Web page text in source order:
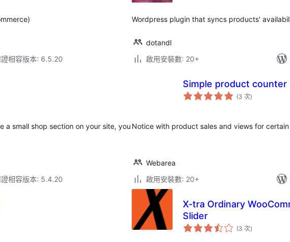
相容版本: 6.5.20
Wordpress plugin that syncs products'
dotandl
啟用安裝數: 20+
a small shop section on your site, you
相容版本: 5.4.20
Simple product counter
(3 次評
分)
Notice with product sales and views for
Webarea
啟用安裝數: 20+
X-tra Ordinary
Slider
(3 次評
分)